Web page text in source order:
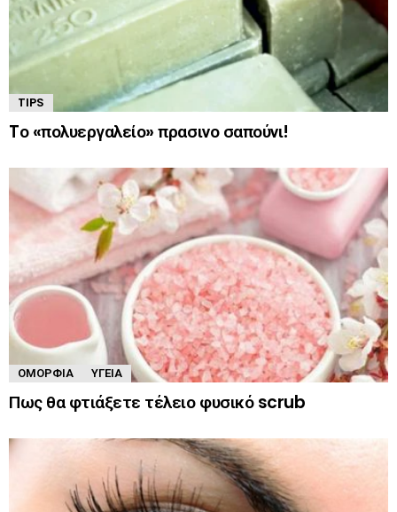
TIPS
Tο «πολυεργαλείο» πρασινο σαπούνι!
ΟΜΟΡΦΙΆ ΥΓΕΊΑ
Πως θα φτιάξετε τέλειο φυσικό scrub